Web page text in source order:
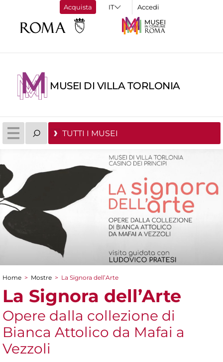
Acquista Accedi
MUSEI DI VILLA TORLONIA
TUTTI I MUSEI
Tu sei qui
Home > Mostre > La Signora dell’Arte
La Signora dell’Arte
Opere dalla collezione di
Bianca Attolico da Mafai a
Vezzoli